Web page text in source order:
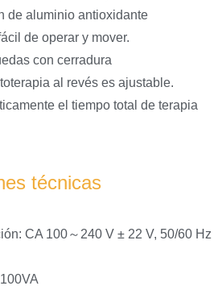
de aluminio antioxidante
de operar y mover.
con cerradura
al revés es ajustable.
el tiempo total de terapia
técnicas
CA 100～240 V ± 22 V, 50/60 Hz